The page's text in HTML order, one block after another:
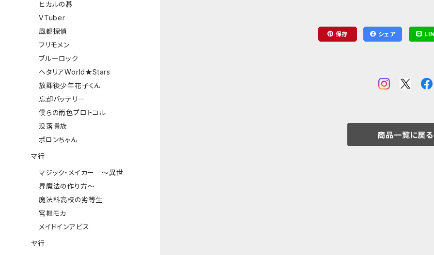
保存 シェア
商品一覧に戻る
ヒカルの碁
VTuber
風都探偵
フリモメン
ブルーロック
ヘタリアWorld★Stars
放課後少年花子くん
忘却バッテリー
僕らの雨色プロトコル
没落貴族
ポロンちゃん
マ行
マジック・メイカー ～異世
界魔法の作り方～
魔法科高校の劣等生
宮舞モカ
メイドインアビス
ヤ行